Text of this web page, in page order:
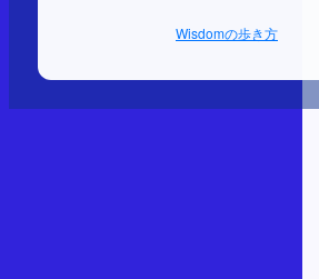
Wisdomの歩き方